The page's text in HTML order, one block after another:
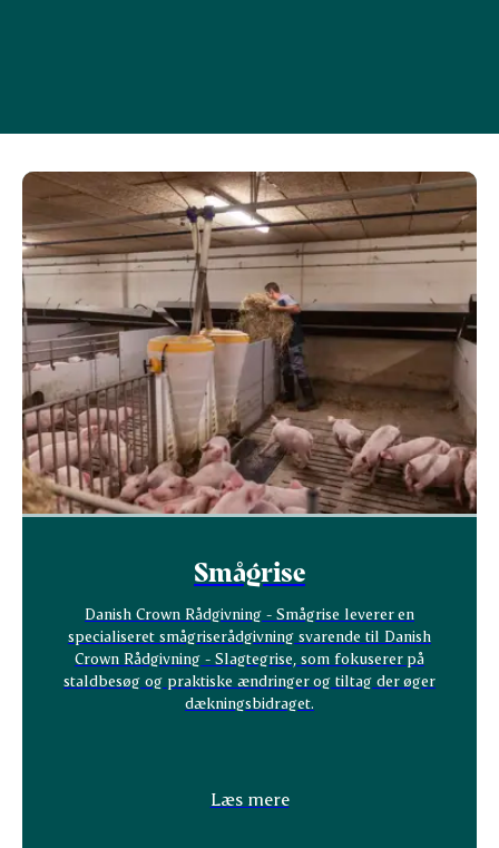
Smågrise
Danish Crown Rådgivning - Smågrise leverer en
specialiseret smågriserådgivning svarende til Danish
Crown Rådgivning - Slagtegrise, som fokuserer på
staldbesøg og praktiske ændringer og tiltag der øger
dækningsbidraget.
Læs mere